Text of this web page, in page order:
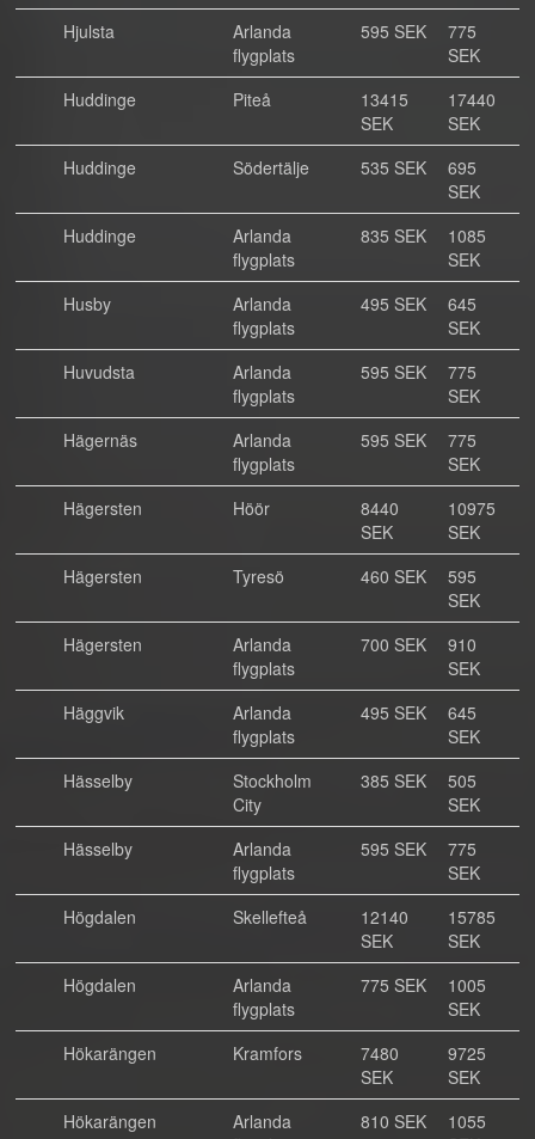
Hjulsta
Arlanda
flygplats
595 SEK
775
SEK
Huddinge
Piteå
13415
SEK
17440
SEK
Huddinge
Södertälje 535 SEK
695
SEK
Huddinge
Arlanda
flygplats
835 SEK
1085
SEK
Husby
Arlanda
flygplats
495 SEK
645
SEK
Huvudsta
Arlanda
flygplats
595 SEK
775
SEK
Hägernäs
Arlanda
flygplats
595 SEK
775
SEK
Hägersten
Höör
8440
SEK
10975
SEK
Hägersten
Tyresö 460 SEK
595
SEK
Hägersten
Arlanda
flygplats
700 SEK
910
SEK
Häggvik
Arlanda
flygplats
495 SEK
645
SEK
Hässelby
Stockholm
City
385 SEK
505
SEK
Hässelby
Arlanda
flygplats
595 SEK
775
SEK
Högdalen
Skellefteå
12140
SEK
15785
SEK
Högdalen
Arlanda
flygplats
775 SEK
1005
SEK
Hökarängen
Kramfors
7480
SEK
9725
SEK
Hökarängen
Arlanda
810 SEK
1055